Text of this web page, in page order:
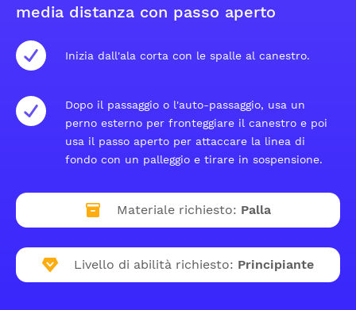
media distanza con passo aperto
Inizia dall'ala corta con le spalle al canestro.
Dopo il passaggio o l'auto-passaggio, usa un
perno esterno per fronteggiare il canestro e poi
usa il passo aperto per attaccare la linea di
fondo con un palleggio e tirare in sospensione.
Materiale richiesto: Palla
Livello di abilità richiesto: Principiante